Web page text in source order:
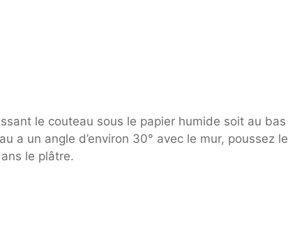
le couteau sous le papier humide soit au bas
a un angle d’environ 30° avec le mur, poussez le
le plâtre.